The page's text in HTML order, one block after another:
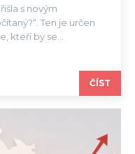
s novým
Ten je určen
kteří by se...
ČÍST